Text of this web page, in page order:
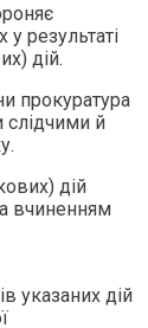
результаті
дій.
прокуратура
слідчими й
дій
вчиненням
указаних дій